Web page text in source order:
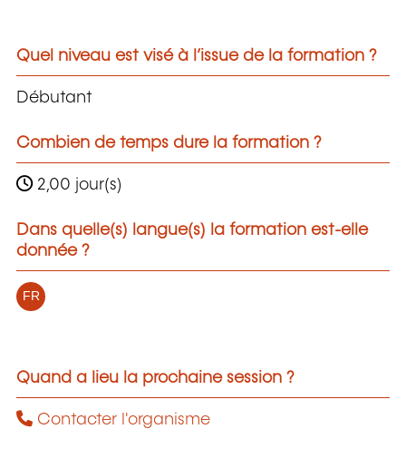
Quel niveau est visé à l’issue de la formation ?
Débutant
Combien de temps dure la formation ?
2,00 jour(s)
Dans quelle(s) langue(s) la formation est-elle
donnée ?
FR
Quand a lieu la prochaine session ?
Contacter l'organisme